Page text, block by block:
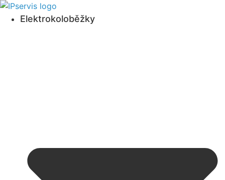
Přejít
k obsahuElektrokoloběžky